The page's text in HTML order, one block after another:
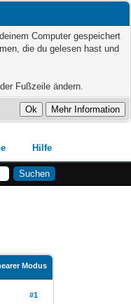
Computer gespeichert
die du gelesen hast und
Fußzeile ändern.
Hilfe
Modus
#1